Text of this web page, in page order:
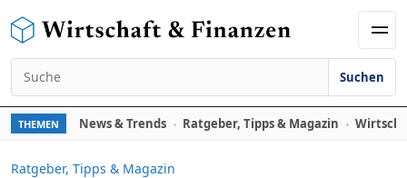
Suchen nach:
Suchen
THEMEN News & Trends Ratgeber, Tipps & Magazin
Ratgeber, Tipps & Magazin